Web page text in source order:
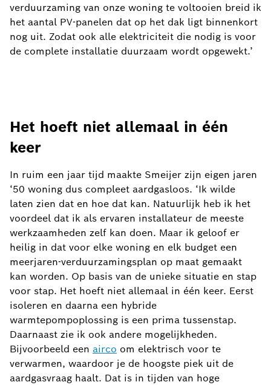
verduurzaming van onze woning te voltooien breid ik
het aantal PV-panelen dat op het dak ligt binnenkort
nog uit. Zodat ook alle elektriciteit die nodig is voor
de complete installatie duurzaam wordt opgewekt.’
Het hoeft niet allemaal in één
keer
In ruim een jaar tijd maakte Smeijer zijn eigen jaren
‘50 woning dus compleet aardgasloos. ‘Ik wilde
laten zien dat en hoe dat kan. Natuurlijk heb ik het
voordeel dat ik als ervaren installateur de meeste
werkzaamheden zelf kan doen. Maar ik geloof er
heilig in dat voor elke woning en elk budget een
meerjaren-verduurzamingsplan op maat gemaakt
kan worden. Op basis van de unieke situatie en stap
voor stap. Het hoeft niet allemaal in één keer. Eerst
isoleren en daarna een hybride
warmtepompoplossing is een prima tussenstap.
Daarnaast zie ik ook andere mogelijkheden.
Bijvoorbeeld een airco om elektrisch voor te
verwarmen, waardoor je de hoogste piek uit de
aardgasvraag haalt. Dat is in tijden van hoge